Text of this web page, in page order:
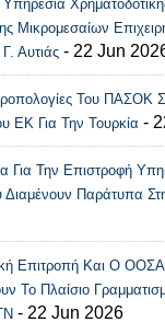
Μικρομεσαίων
Αυτιάς - 22 Jun
Του ΠΑΣΟΚ
ΕΚ Για Την Τουρκία -
Για Την Επιστροφή
Παράτυπα
Επιτροπή Και Ο ΟΟΣΑ
Το Πλαίσιο
- 22 Jun 2026